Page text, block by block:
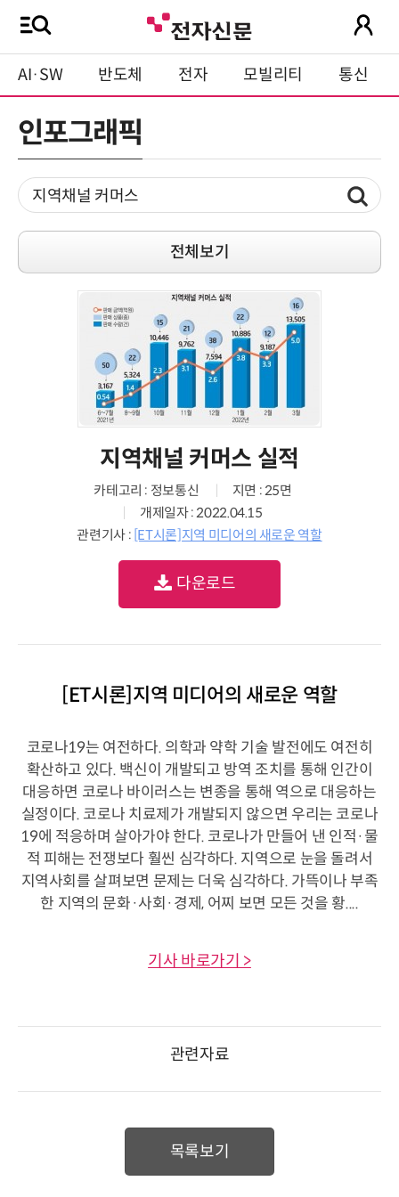
AI·SW 반도체 전자 모빌리티 통신
인포그래픽
전체보기
지역채널 커머스 실적
카테고리 : 정보통신
지면 : 25면
개제일자 : 2022.04.15
관련기사 : [ET시론]지역 미디어의 새로운 역할
다운로드
[ET시론]지역 미디어의 새로운 역할
코로나19는 여전하다. 의학과 약학 기술 발전에도 여전히
확산하고 있다. 백신이 개발되고 방역 조치를 통해 인간이
대응하면 코로나 바이러스는 변종을 통해 역으로 대응하는
실정이다. 코로나 치료제가 개발되지 않으면 우리는 코로나
19에 적응하며 살아가야 한다. 코로나가 만들어 낸 인적·물
적 피해는 전쟁보다 훨씬 심각하다. 지역으로 눈을 돌려서
지역사회를 살펴보면 문제는 더욱 심각하다. 가뜩이나 부족
한 지역의 문화·사회·경제, 어찌 보면 모든 것을 황....
기사 바로가기 >
관련자료
목록보기